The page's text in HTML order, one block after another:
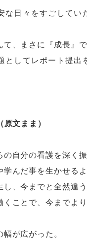
な日々をすごして
、まさに『成長』で
としてレポート提
文まま）
自分の看護を深く
学んだ事を生かせる
、今までと全然違
ことで、今までよ
が広がった。